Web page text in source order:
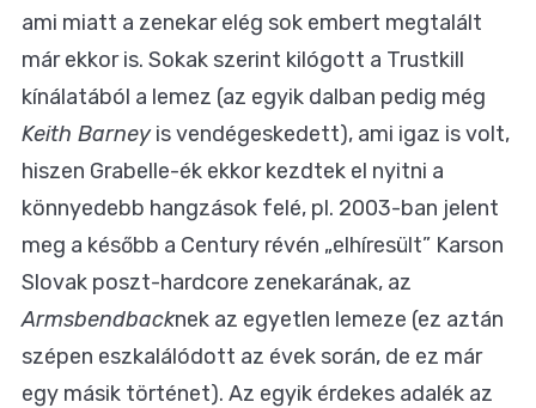
ami miatt a zenekar elég sok embert megtalált
már ekkor is. Sokak szerint kilógott a Trustkill
kínálatából a lemez (az egyik dalban pedig még
Keith Barneyis vendégeskedett), ami igaz is volt,
hiszen Grabelle-ék ekkor kezdtek el nyitni a
könnyedebb hangzások felé, pl. 2003-ban jelent
meg a később a Century révén „elhíresült” Karson
Slovak poszt-hardcore zenekarának, az
Armsbendbacknek az egyetlen lemeze (ez aztán
szépen eszkalálódott az évek során, de ez már
egy másik történet). Az egyik érdekes adalék az